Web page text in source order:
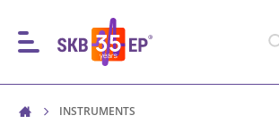
INSTRUMENTS
INSTRUMENTS